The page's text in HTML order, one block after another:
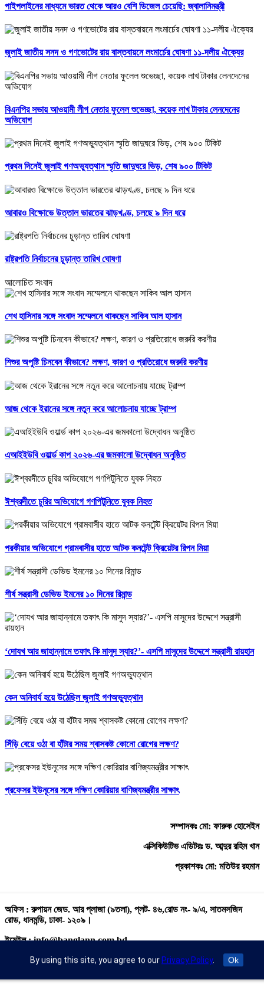
পাইপলাইনের মাধ্যমে ভারত থেকে আরও বেশি ডিজেল চেয়েছি: জ্বালানিমন্ত্রী
জুলাই জাতীয় সনদ ও গণভোটের রায় বাস্তবায়নে লংমার্চের ঘোষণা ১১-দলীয় ঐক্যের
বিএনপির সভায় আওয়ামী লীগ নেতার ফুলেল শুভেচ্ছা, কয়েক লাখ টাকার লেনদেনের
অভিযোগ
প্রথম দিনেই জুলাই গণঅভ্যুত্থান স্মৃতি জাদুঘরে ভিড়, শেষ ৯০০ টিকিট
আবারও বিক্ষোভে উত্তাল ভারতের ঝাড়খণ্ড, চলছে ৯ দিন ধরে
রাষ্ট্রপতি নির্বাচনের চূড়ান্ত তারিখ ঘোষণা
আলোচিত সংবাদ
শেখ হাসিনার সঙ্গে সংবাদ সম্মেলনে থাকছেন সাকিব আল হাসান
শিশুর অপুষ্টি চিনবেন কীভাবে? লক্ষণ, কারণ ও প্রতিরোধে জরুরি করণীয়
আজ থেকে ইরানের সঙ্গে নতুন করে আলোচনায় যাচ্ছে ট্রাম্প
এআইইউবি ওয়ার্ল্ড কাপ ২০২৬-এর জমকালো উদ্বোধন অনুষ্ঠিত
ঈশ্বরদীতে চুরির অভিযোগে গণপিটুনিতে যুবক নিহত
পরকীয়ার অভিযোগে গ্রামবাসীর হাতে আটক কনটেন্ট ক্রিয়েটর রিপন মিয়া
শীর্ষ সন্ত্রাসী ডেভিড ইমনের ১০ দিনের রিমান্ড
‘দোযখ আর জাহান্নামে তফাৎ কি মাসুদ স্যার?’- এসপি মাসুদের উদ্দেশে সন্ত্রাসী রায়হান
কেন অনিবার্য হয়ে উঠেছিল জুলাই গণঅভ্যুত্থান
সিঁড়ি বেয়ে ওঠা বা হাঁটার সময় শ্বাসকষ্ট কোনো রোগের লক্ষণ?
প্রফেসর ইউনূসের সঙ্গে দক্ষিণ কোরিয়ার বাণিজ্যমন্ত্রীর সাক্ষাৎ
সম্পাদকঃ মো: ফারুক হোসেইন
এক্সিকিউটিভ এডিটরঃ ড. আব্দুর রহিম খান
প্রকাশকঃ মো: মতিউর রহমান
অফিস : রুপায়ন জেড. আর প্লাজা (৯তলা), প্লট- ৪৬,রোড নং- ৯/এ, সাতমসজিদ
রোড, ধানমন্ডি, ঢাকা- ১২০৯।
ইমেইল : info@banglann.com.bd,
By using this site, you agree to our Privacy Policy. Ok